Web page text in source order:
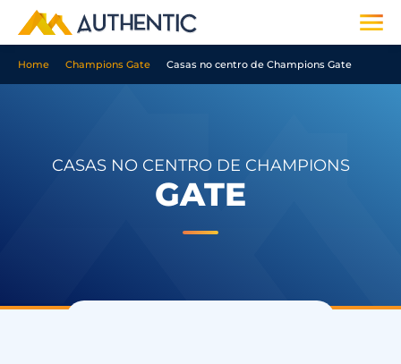
Home Champions Gate Casas no centro de Champions Gate
CASAS NO CENTRO DE CHAMPIONS
GATE